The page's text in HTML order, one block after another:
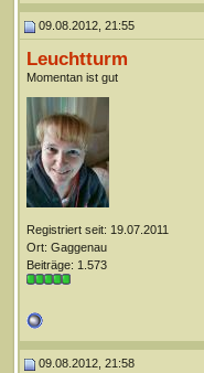
09.08.2012, 21:55
Leuchtturm
Momentan ist gut
Registriert seit: 19.07.2011
Ort: Gaggenau
Beiträge: 1.573
09.08.2012, 21:58